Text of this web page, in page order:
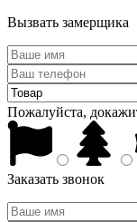
Вызвать замерщика
Пожалуйста,
Заказать звонок